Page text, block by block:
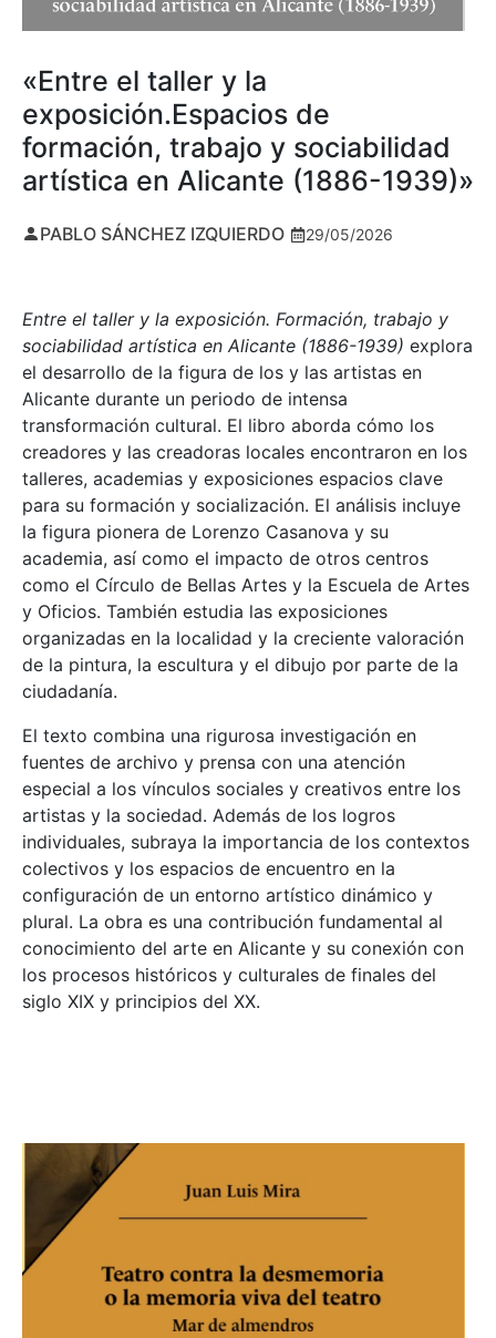
«Entre el taller y la
exposición.Espacios de
formación, trabajo y sociabilidad
artística en Alicante (1886-1939)»
PABLO SÁNCHEZ IZQUIERDO 29/05/2026
Entre el taller y la exposición. Formación, trabajo y
sociabilidad artística en Alicante (1886-1939) explora
el desarrollo de la figura de los y las artistas en
Alicante durante un periodo de intensa
transformación cultural. El libro aborda cómo los
creadores y las creadoras locales encontraron en los
talleres, academias y exposiciones espacios clave
para su formación y socialización. El análisis incluye
la figura pionera de Lorenzo Casanova y su
academia, así como el impacto de otros centros
como el Círculo de Bellas Artes y la Escuela de Artes
y Oficios. También estudia las exposiciones
organizadas en la localidad y la creciente valoración
de la pintura, la escultura y el dibujo por parte de la
ciudadanía.
El texto combina una rigurosa investigación en
fuentes de archivo y prensa con una atención
especial a los vínculos sociales y creativos entre los
artistas y la sociedad. Además de los logros
individuales, subraya la importancia de los contextos
colectivos y los espacios de encuentro en la
configuración de un entorno artístico dinámico y
plural. La obra es una contribución fundamental al
conocimiento del arte en Alicante y su conexión con
los procesos históricos y culturales de finales del
siglo XIX y principios del XX.